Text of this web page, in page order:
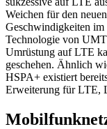
Weichen für den
Geschwindigkeiten
Technologie von
Umrüstung auf LTE
geschehen. Ähnlich
HSPA+ existiert
Erweiterung für LTE,